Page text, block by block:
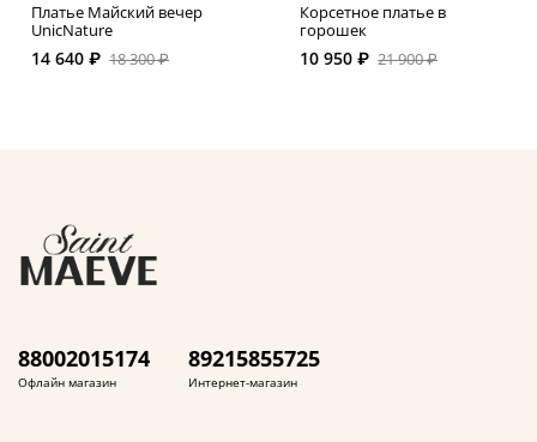
Платье Майский вечер
UnicNature
14 640 ₽ 18 300 ₽
Корсетное платье в
горошек
10 950 ₽ 21 900 ₽
88002015174
Офлайн магазин
89215855725
Интернет-магазин